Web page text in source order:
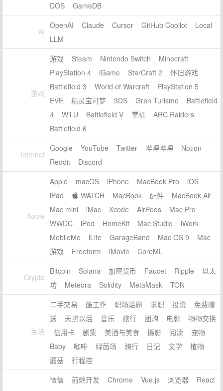
DOS
GameDB
AI
OpenAI Claude Cursor GitHub Copilot
Local
LLM
游戏
游戏 Steam Nintendo Switch
Minecraft
PlayStation 4
iGame StarCraft 2
怀旧游戏
Battlefield 3
World of Warcraft
PlayStation 5
EVE
精灵宝可梦 3DS Gran Turismo
Battlefield
4
Wii U Battlefield V 掌机
ARC Raiders
Battlefield 6
Internet
Google YouTube Twitter 哔哩哔哩
Notion
Reddit
Discord
Apple
Apple macOS iPhone MacBook Pro
iOS
iPad
 WATCH MacBook 配件
MacBook Air
Mac mini
iMac Xcode AirPods
Mac Pro
WWDC
iPod HomeKit Mac Studio
iWork
MobileMe
iLife GarageBand Mac OS 9
Mac
游戏
Freeform iMovie CoreML
Crypto
Bitcoin Solana 加密货币 Faucet Ripple
以太
坊
Meteora Solidity MetaMask TON
生活
二手交易 酷工作 职场话题 求职 投资
免费赠
送
天黑以后 音乐 旅行 团购 电影
物物交换
信用卡
剧集 美酒与美食 摄影 阅读
宠物
Baby
咖啡 绿茵场 骑行 日记 文学
植物
蘑菇
行程控
微信 前端开发 Chrome Vue.js 浏览器
React